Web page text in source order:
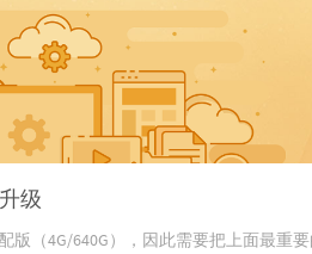
级
版（4G/640G），因此需要把上面最重